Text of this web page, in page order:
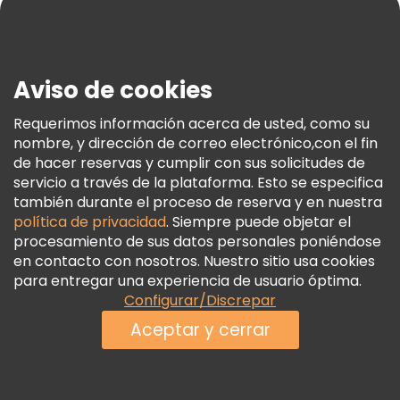
Términos E Información Legal
Política De Cookies
Freetour Premios
Programa De Fidelidad
Aviso de cookies
Requerimos información acerca de usted, como su
nombre, y dirección de correo electrónico,con el fin
de hacer reservas y cumplir con sus solicitudes de
servicio a través de la plataforma. Esto se especifica
también durante el proceso de reserva y en nuestra
política de privacidad. Siempre puede objetar el
procesamiento de sus datos personales poniéndose
en contacto con nosotros. Nuestro sitio usa cookies
para entregar una experiencia de usuario óptima.
Configurar/Discrepar
Aceptar y cerrar